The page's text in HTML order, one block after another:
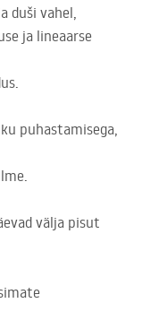
duši vahel,
ja lineaarse
puhastamisega,
välja pisut